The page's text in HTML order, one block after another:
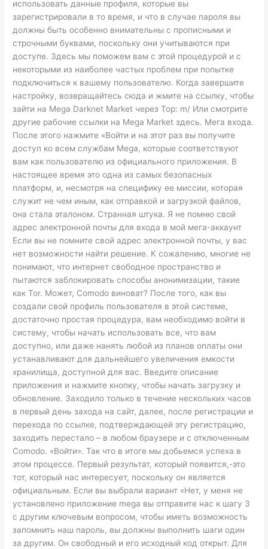
использовать данные профиля, которые вы
зарегистрировали в то время, и что в случае пароля вы
должны быть особенно внимательны с прописными и
строчными буквами, поскольку они учитываются при
доступе. Здесь мы поможем вам с этой процедурой и с
некоторыми из наиболее частых проблем при попытке
подключиться к вашему пользователю. Когда завершите
настройку, возвращайтесь сюда и жмите на ссылку, чтобы
зайти на Mega Darknet Market через Тор: m/ Или смотрите
другие рабочие ссылки на Mega Market здесь. Мега входа.
После этого нажмите «Войти и на этот раз вы получите
доступ ко всем службам Mega, которые соответствуют
вам как пользователю из официального приложения. В
настоящее время это одна из самых безопасных
платформ, и, несмотря на специфику ее миссии, которая
служит не чем иным, как отправкой и загрузкой файлов,
она стала эталоном. Странная штука. Я не помню свой
адрес электронной почты для входа в мой мега-аккаунт
Если вы не помните свой адрес электронной почты, у вас
нет возможности найти решение. К сожалению, многие не
понимают, что интернет свободное пространство и
пытаются заблокировать способы анонимизации, такие
как Tor. Может, Comodo виноват? После того, как вы
создали свой профиль пользователя в этой системе,
достаточно простая процедура, вам необходимо войти в
систему, чтобы начать использовать все, что вам
доступно, или даже нанять любой из планов оплаты они
устанавливают для дальнейшего увеличения емкости
хранилища, доступной для вас. Введите описание
приложения и нажмите кнопку, чтобы начать загрузку и
обновление. Заходило только в течение нескольких часов
в первый день захода на сайт, далее, после регистрации и
перехода по ссылке, подтверждающей эту регистрацию,
заходить перестало – в любом браузере и с отключенным
Comodo. «Войти». Так что в итоге мы добьемся успеха в
этом процессе. Первый результат, который появится,-это
тот, который нас интересует, поскольку он является
официальным. Если вы выбрали вариант «Нет, у меня не
установлено приложение mega вы отправите нас к шагу 3
с другим ключевым вопросом, чтобы иметь возможность
запомнить наш пароль, вы должны выполнить шаги один
за другим. Он свободный и его исходный код открыт. Для